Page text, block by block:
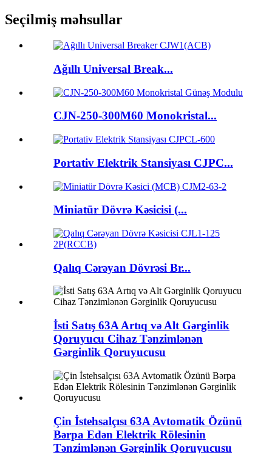
Seçilmiş məhsullar
Ağıllı Universal Break...
CJN-250-300M60 Monokristal...
Portativ Elektrik Stansiyası CJPC...
Miniatür Dövrə Kəsicisi (...
Qalıq Cərəyan Dövrəsi Br...
İsti Satış 63A Artıq və Alt Gərginlik
Qoruyucu Cihaz Tənzimlənən
Gərginlik Qoruyucusu
Çin İstehsalçısı 63A Avtomatik Özünü
Bərpa Edən Elektrik Rölesinin
Tənzimlənən Gərginlik Qoruyucusu